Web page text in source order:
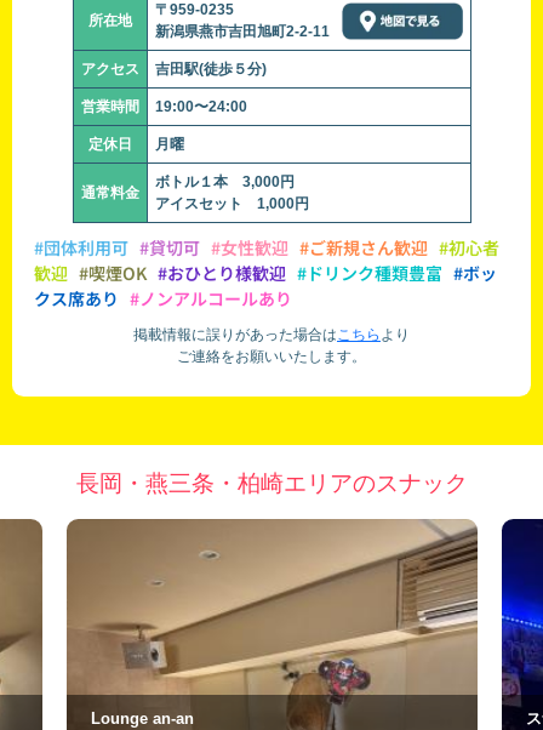
所在地
〒959-0235
新潟県燕市吉田旭町2-2-11
アクセス 吉田駅(徒歩５分)
営業時間 19:00〜24:00
定休日 月曜
通常料金
ボトル１本 3,000円
アイスセット 1,000円
#団体利用可 #貸切可 #女性歓迎 #ご新規さん歓迎 #初心者
歓迎 #喫煙OK #おひとり様歓迎 #ドリンク種類豊富 #ボッ
クス席あり #ノンアルコールあり
掲載情報に誤りがあった場合はこちら より
ご連絡をお願いいたします。
長岡・燕三条・柏崎エリアのスナック
Lounge an-an